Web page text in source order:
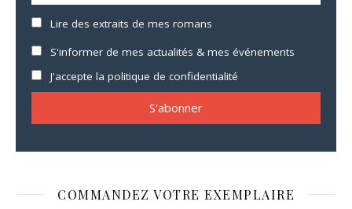
Lire des extraits de mes romans
S'informer de mes actualités & mes événements
J'accepte la politique de confidentialité
COMMANDEZ VOTRE EXEMPLAIRE